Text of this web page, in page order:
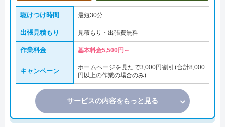
駆けつけ時間 最短30分
出張見積もり 見積もり・出張費無料
作業料金 基本料金5,500円～
キャンペーン
ホームページを見たで3,000円割引(合計8,000
円以上の作業の場合のみ)
サービスの内容をもっと見る